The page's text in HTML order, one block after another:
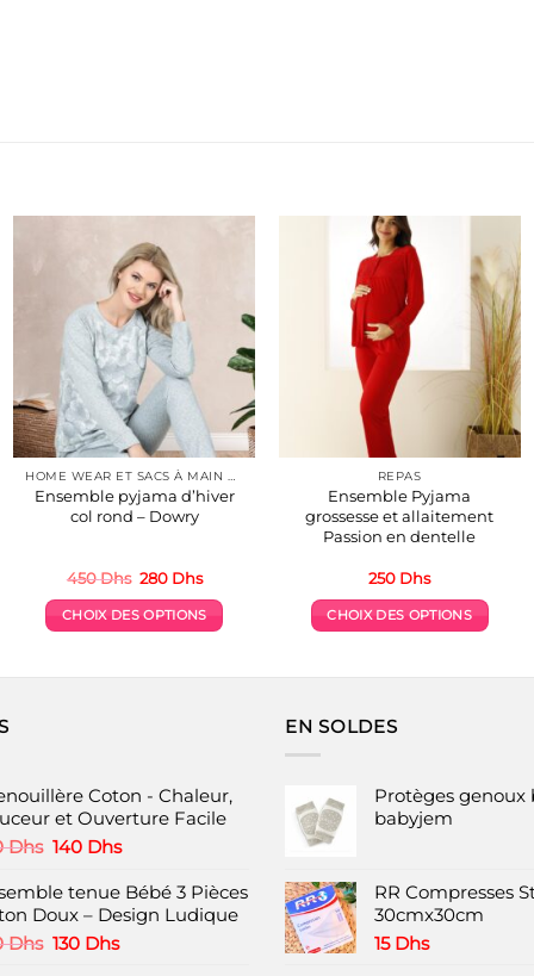
Ensemble pyjama d’hiver
col rond – Dowry
450Dhs Le
initial
était :
280 DhsLe
actuel
est :
CHOIX DES OPTIONS
options
peuvent
sur
la
REPAS
Ensemble Pyjama
grossesse et allaitement
Passion en dentelle
250 Dhs
CHOIX DES OPTIONS
options
peuvent
sur
la
page
Coton - Chaleur,
et Ouverture Facile
Dhs Le
initial
était :
180 Dhs.
140 DhsLe
actuel
est :
tenue Bébé 3 Pièces
Doux – Design Ludique
Dhs Le
130 DhsLe
EN SOLDES
Protèges genoux
babyjem
RR Compresses
30cmx30cm
15 Dhs